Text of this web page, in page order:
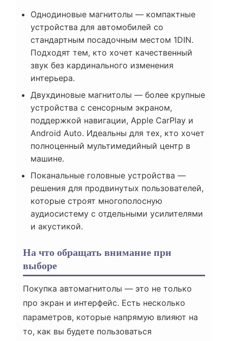
Однодиновые магнитолы — компактные
устройства для автомобилей со
стандартным посадочным местом 1DIN.
Подходят тем, кто хочет качественный
звук без кардинального изменения
интерьера.
Двухдиновые магнитолы — более крупные
устройства с сенсорным экраном,
поддержкой навигации, Apple CarPlay и
Android Auto. Идеальны для тех, кто хочет
полноценный мультимедийный центр в
машине.
Поканальные головные устройства —
решения для продвинутых пользователей,
которые строят многополосную
аудиосистему с отдельными усилителями
и акустикой.
На что обращать внимание при
выборе
Покупка автомагнитолы — это не только
про экран и интерфейс. Есть несколько
параметров, которые напрямую влияют на
то, как вы будете пользоваться